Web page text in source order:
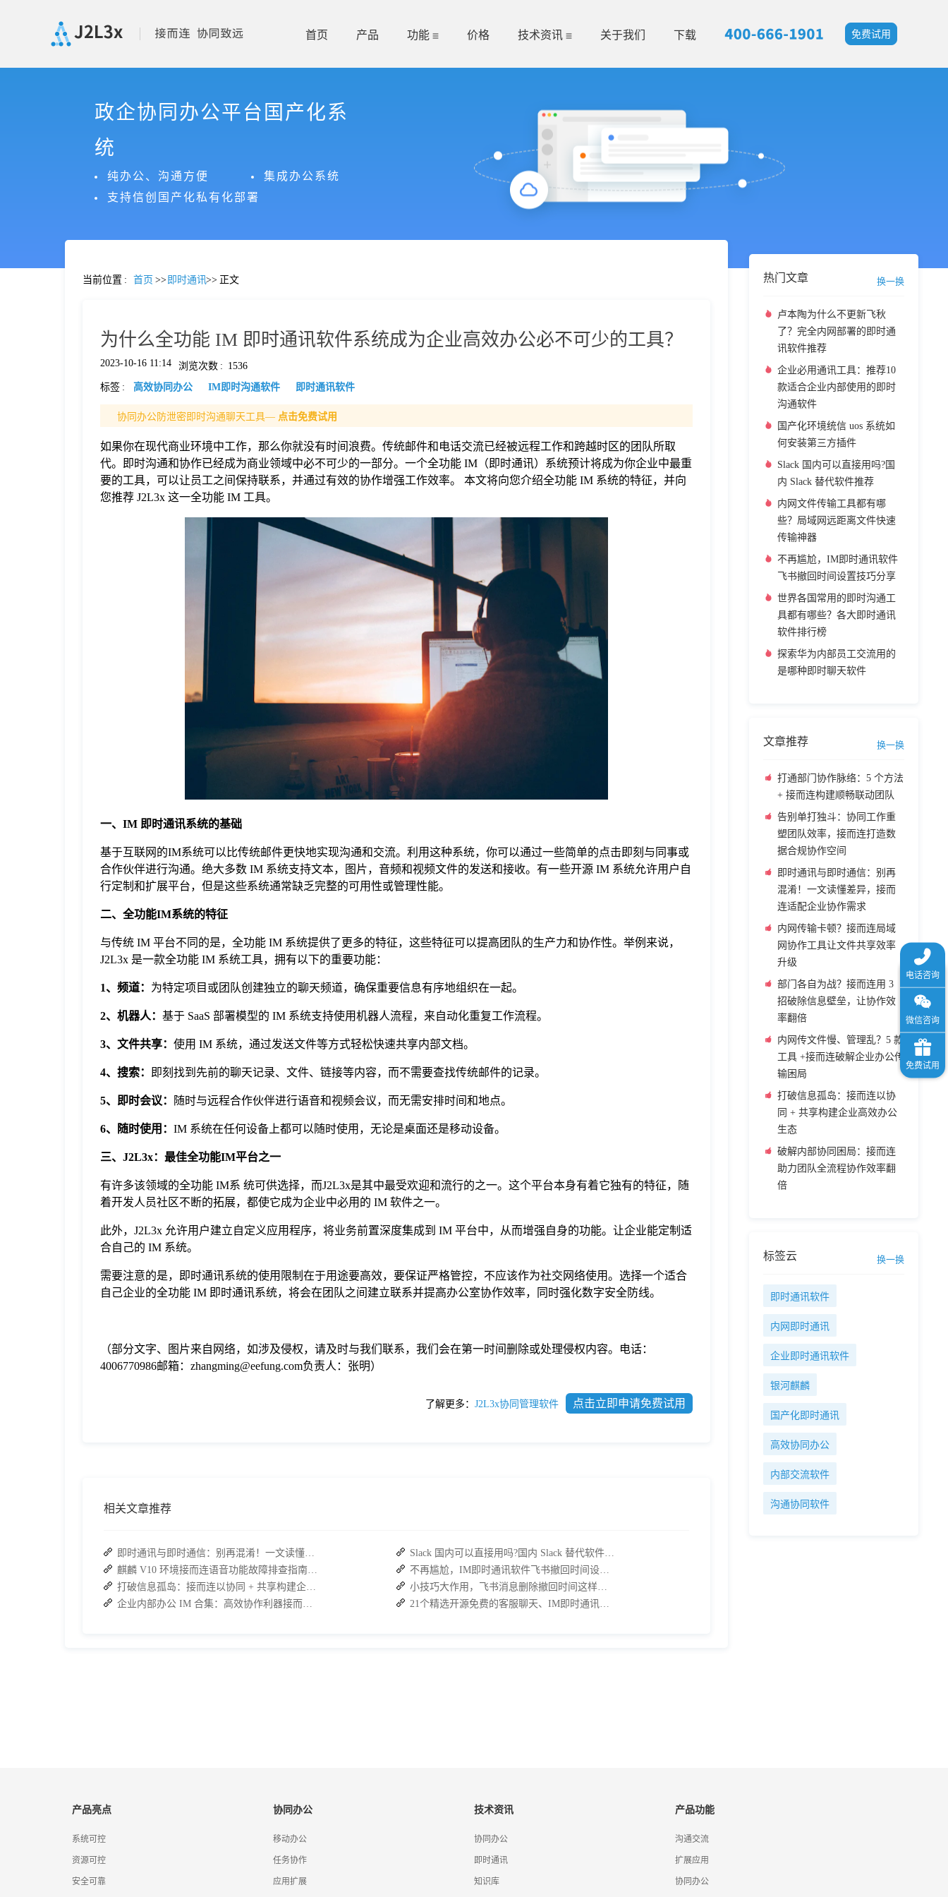
首页 产品 功能 价格 技术资讯 关于我们 下载 免费试用
政企协同办公平台国产化系
统
纯办公、沟通方便
集成办公系统
支持信创国产化私有化部署
当前位置 : 首页 >> 即时通讯>> 正文
为什么全功能 IM 即时通讯软件系统成为企业高效办公必不可少的工具？
2023-10-16 11:14 浏览次数 : 1536
标签 : 高效协同办公 IM即时沟通软件 即时通讯软件
协同办公防泄密即时沟通聊天工具— 点击免费试用
如果你在现代商业环境中工作，那么你就没有时间浪费。传统邮件和电话交流已经被远程工作和跨越时区的团队所取
代。即时沟通和协作已经成为商业领域中必不可少的一部分。一个全功能 IM（即时通讯）系统预计将成为你企业中最重
要的工具，可以让员工之间保持联系，并通过有效的协作增强工作效率。 本文将向您介绍全功能 IM 系统的特征，并向
您推荐 J2L3x 这一全功能 IM 工具。
一、IM 即时通讯系统的基础
基于互联网的IM系统可以比传统邮件更快地实现沟通和交流。利用这种系统，你可以通过一些简单的点击即刻与同事或
合作伙伴进行沟通。绝大多数 IM 系统支持文本，图片，音频和视频文件的发送和接收。有一些开源 IM 系统允许用户自
行定制和扩展平台，但是这些系统通常缺乏完整的可用性或管理性能。
二、全功能IM系统的特征
与传统 IM 平台不同的是，全功能 IM 系统提供了更多的特征，这些特征可以提高团队的生产力和协作性。举例来说，
J2L3x 是一款全功能 IM 系统工具，拥有以下的重要功能：
1、频道： 为特定项目或团队创建独立的聊天频道，确保重要信息有序地组织在一起。
2、机器人： 基于 SaaS 部署模型的 IM 系统支持使用机器人流程，来自动化重复工作流程。
3、文件共享： 使用 IM 系统，通过发送文件等方式轻松快速共享内部文档。
4、搜索： 即刻找到先前的聊天记录、文件、链接等内容，而不需要查找传统邮件的记录。
5、即时会议： 随时与远程合作伙伴进行语音和视频会议，而无需安排时间和地点。
6、随时使用： IM 系统在任何设备上都可以随时使用，无论是桌面还是移动设备。
三、J2L3x：最佳全功能IM平台之一
有许多该领域的全功能 IM系 统可供选择，而J2L3x是其中最受欢迎和流行的之一。这个平台本身有着它独有的特征，随
着开发人员社区不断的拓展，都使它成为企业中必用的 IM 软件之一。
此外，J2L3x 允许用户建立自定义应用程序，将业务前置深度集成到 IM 平台中，从而增强自身的功能。让企业能定制适
合自己的 IM 系统。
需要注意的是，即时通讯系统的使用限制在于用途要高效，要保证严格管控，不应该作为社交网络使用。选择一个适合
自己企业的全功能 IM 即时通讯系统，将会在团队之间建立联系并提高办公室协作效率，同时强化数字安全防线。
（部分文字、图片来自网络，如涉及侵权，请及时与我们联系，我们会在第一时间删除或处理侵权内容。电话：
4006770986邮箱：zhangming@eefung.com负责人：张明）
了解更多： J2L3x协同管理软件 点击立即申请免费试用
相关文章推荐
即时通讯与即时通信：别再混淆！一文读懂差异，接而连适配企业协作需求
麒麟 V10 环境接而连语音功能故障排查指南：快速恢复高效协作
打破信息孤岛：接而连以协同 + 共享构建企业高效办公生态
企业内部办公 IM 合集：高效协作利器接而连领衔推荐
Slack 国内可以直接用吗?国内 Slack 替代软件推荐
不再尴尬，IM即时通讯软件飞书撤回时间设置技巧分享
小技巧大作用，飞书消息删除撤回时间这样设置
21个精选开源免费的客服聊天、IM即时通讯系统，助力企业沟通效率提升
热门文章 换一换
卢本陶为什么不更新飞秋
了？完全内网部署的即时通
讯软件推荐
企业必用通讯工具：推荐10
款适合企业内部使用的即时
沟通软件
国产化环境统信 uos 系统如
何安装第三方插件
Slack 国内可以直接用吗?国
内 Slack 替代软件推荐
内网文件传输工具都有哪
些？局域网远距离文件快速
传输神器
不再尴尬，IM即时通讯软件
飞书撤回时间设置技巧分享
世界各国常用的即时沟通工
具都有哪些？各大即时通讯
软件排行榜
探索华为内部员工交流用的
是哪种即时聊天软件
文章推荐 换一换
打通部门协作脉络：5 个方法
+ 接而连构建顺畅联动团队
告别单打独斗：协同工作重
塑团队效率，接而连打造数
据合规协作空间
即时通讯与即时通信：别再
混淆！一文读懂差异，接而
连适配企业协作需求
内网传输卡顿？接而连局域
网协作工具让文件共享效率
升级
部门各自为战？接而连用 3
招破除信息壁垒，让协作效
率翻倍
内网传文件慢、管理乱？5 款
工具 +接而连破解企业办公传
输困局
打破信息孤岛：接而连以协
同 + 共享构建企业高效办公
生态
破解内部协同困局：接而连
助力团队全流程协作效率翻
倍
标签云 换一换
即时通讯软件
内网即时通讯
企业即时通讯软件
银河麒麟
国产化即时通讯
高效协同办公
内部交流软件
沟通协同软件
产品亮点
系统可控
资源可控
安全可靠
协同办公
移动办公
任务协作
应用扩展
技术资讯
协同办公
即时通讯
知识库
产品功能
沟通交流
扩展应用
协同办公